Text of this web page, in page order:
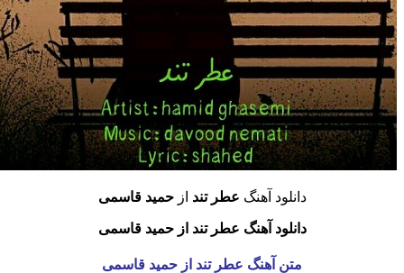
دانلود آهنگعطر تندازحمید قاسمی
دانلود آهنگ عطر تند از حمید قاسمی
متن آهنگ عطر تنداز حمید قاسمی